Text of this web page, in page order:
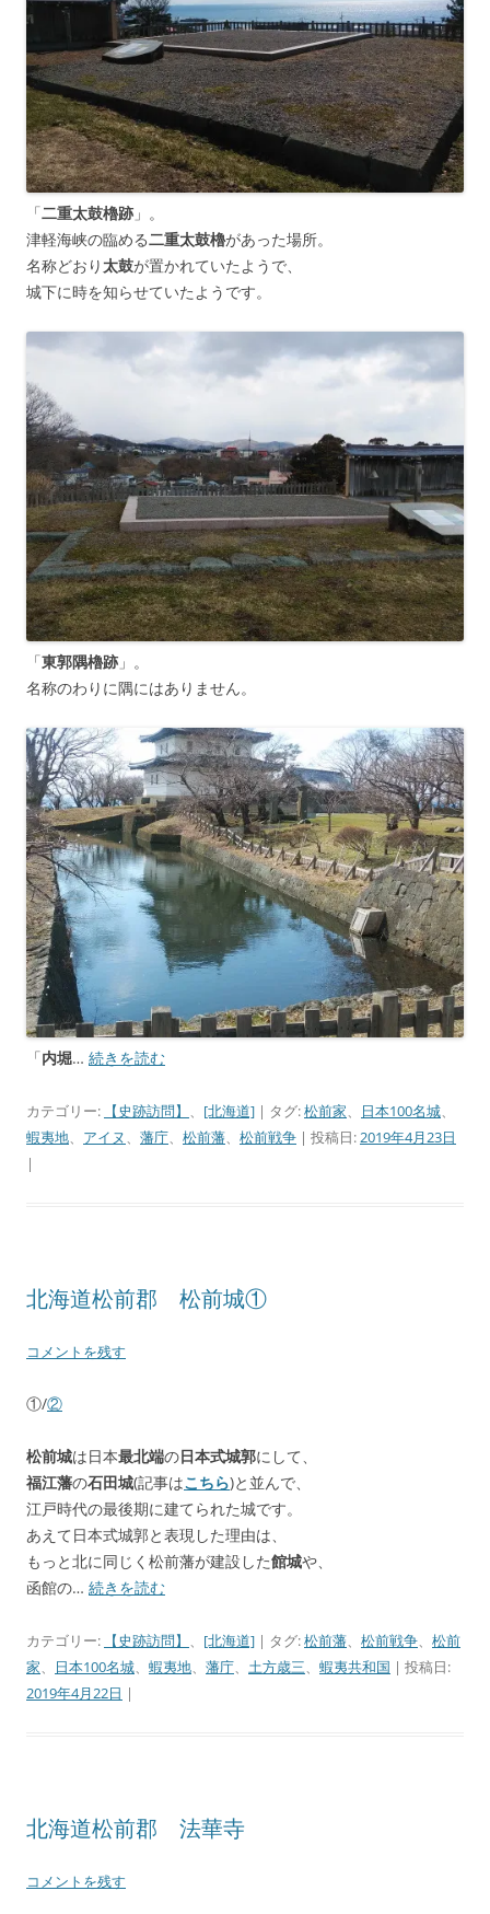
「二重太鼓櫓跡 」。
津軽海峡の臨める二重太鼓櫓があった場所。
名称どおり太鼓が置かれていたようで、
城下に時を知らせていたようです。
「東郭隅櫓跡 」。
名称のわりに隅にはありません。
「内堀… 続きを読む
カテゴリー: 【史跡訪問】 、 [北海道] | タグ:松前家、 日本100名城、
蝦夷地、 アイヌ、 藩庁、 松前藩、 松前戦争 | 投稿日:2019年4月23日
|
北海道松前郡 松前城①
コメントを残す
①/②
松前城は日本最北端の日本式城郭にして、
福江藩の石田城(記事はこちら)と並んで、
江戸時代の最後期に建てられた城です。
あえて日本式城郭と表現した理由は、
もっと北に同じく松前藩が建設した館城や、
函館の… 続きを読む
カテゴリー: 【史跡訪問】 、 [北海道] | タグ:松前藩、 松前戦争、 松前
家、 日本100名城、 蝦夷地、 藩庁、 土方歳三、 蝦夷共和国 | 投稿日:
2019年4月22日 |
北海道松前郡 法華寺
コメントを残す